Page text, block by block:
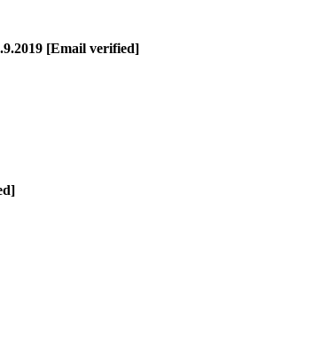
[Email verified]